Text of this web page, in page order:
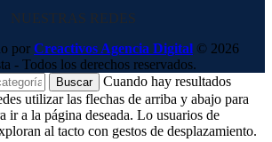
NUESTRAS REDES
por Creactivos Agencia Digital © 2026
- Todos los derechos reservados.
Buscar
Cuando hay resultados
utilizar las flechas de arriba y abajo para
ir a la página deseada. Lo usuarios de
al tacto con gestos de desplazamiento.